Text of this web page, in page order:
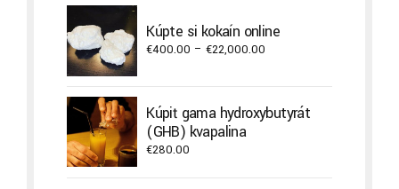
through
€17,600.00
Kúpte si kokaín online
€400.00 – €22,000.00
through
€22,000.00
Kúpiť gama hydroxybutyrát
(GHB) kvapalina
€280.00